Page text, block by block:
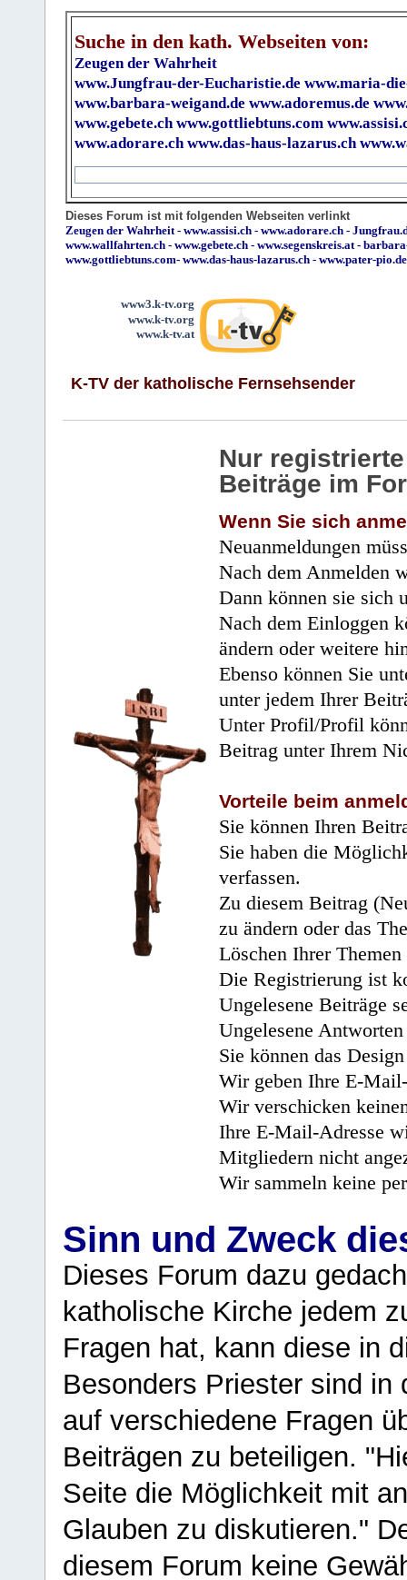
Suche in den kath. Webseiten von:
Zeugen der Wahrheit
www.Jungfrau-der-Eucharistie.de www.maria-
www.barbara-weigand.de www.adoremus.de
www.gebete.ch www.gottliebtuns.com
www.adorare.ch www.das-haus-lazarus.ch
Dieses Forum ist mit folgenden Webseiten verlinkt
Zeugen der Wahrheit- www.assisi.ch - www.adorare.ch -
www.wallfahrten.ch - www.gebete.ch - www.segenskreis.at-
www.gottliebtuns.com- www.das-haus-lazarus.ch - www.pater-pio.de
www3.k-tv.org
www.k-tv.org
www.k-tv.at
K-TV der katholische Fernsehsender
Nur
Beiträge im
Wenn Sie sich
Neuanmeldungen
Nach dem Anmelden
Dann können sie sich
Nach dem Einloggen
ändern oder weitere
Ebenso können Sie
unter jedem Ihrer
Unter Profil/Profil
Beitrag unter Ihrem
Vorteile beim
Sie können Ihren
Sie haben die
verfassen.
Zu diesem Beitrag
zu ändern oder das
Löschen Ihrer
Die Registrierung ist
Ungelesene Beiträge
Ungelesene
Sie können das
Wir geben Ihre E-
Wir verschicken
Ihre E-Mail-Adresse
Mitgliedern nicht
Wir sammeln keine
Sinn und Zweck
Dieses Forum dazu
katholische Kirche jedem
Fragen hat, kann diese in
Besonders Priester sind in
auf verschiedene Fragen
Beiträgen zu beteiligen.
Seite die Möglichkeit mit
Glauben zu diskutieren."
diesem Forum keine